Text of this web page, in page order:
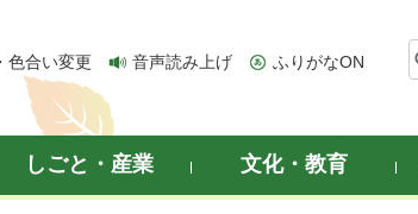
色合い変更 音声読み上げ ふりがなON
しごと・産業 文化・教育